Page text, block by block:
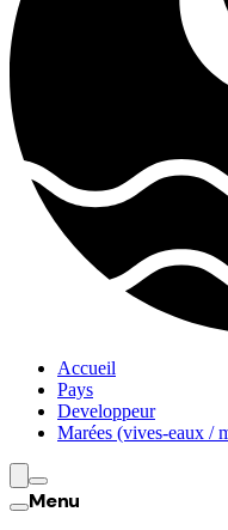
Accueil
Pays
Developpeur
Marées (vives-eaux /
Menu